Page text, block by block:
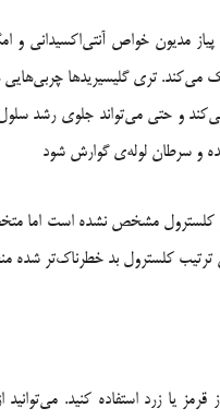
تری گلیسیریدها چربی‌هایی
می‌کند و حتی می‌تواند جلوی رشد
و سرطان لوله‌ی گوارش شود
کلسترول مشخص نشده است اما
ترتیب کلسترول بد خطرناک‌تر
قرمز یا زرد استفاده کنید.